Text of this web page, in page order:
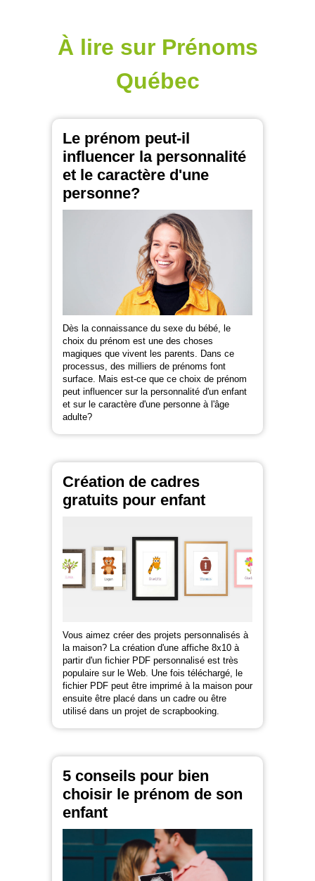
À lire sur Prénoms
Québec
Le prénom peut-il
influencer la personnalité
et le caractère d'une
personne?
Dès la connaissance du sexe du bébé, le
choix du prénom est une des choses
magiques que vivent les parents. Dans ce
processus, des milliers de prénoms font
surface. Mais est-ce que ce choix de prénom
peut influencer sur la personnalité d'un enfant
et sur le caractère d'une personne à l'âge
adulte?
Création de cadres
gratuits pour enfant
Vous aimez créer des projets personnalisés à
la maison? La création d'une affiche 8x10 à
partir d'un fichier PDF personnalisé est très
populaire sur le Web. Une fois téléchargé, le
fichier PDF peut être imprimé à la maison pour
ensuite être placé dans un cadre ou être
utilisé dans un projet de scrapbooking.
5 conseils pour bien
choisir le prénom de son
enfant